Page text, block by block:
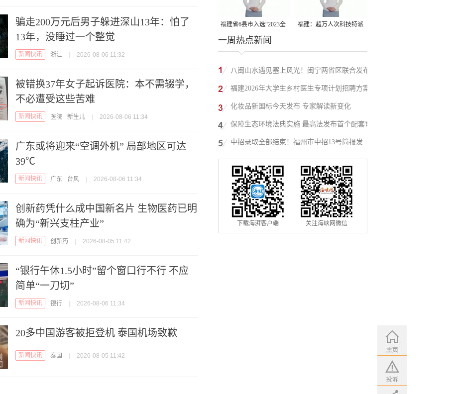
骗走200万元后男子躲进深山13年：怕了
13年，没睡过一个整觉
新闻快讯 浙江 2026-08-06 11:32
被错换37年女子起诉医院：本不需辍学，
不必遭受这些苦难
新闻快讯 医院 新生儿 2026-08-06 11:34
广东或将迎来“空调外机” 局部地区可达
39℃
新闻快讯 广东 台风 2026-08-06 11:34
创新药凭什么成中国新名片 生物医药已明
确为“新兴支柱产业”
新闻快讯 创新药 2026-08-05 11:42
“银行午休1.5小时”留个窗口行不行 不应
简单“一刀切”
新闻快讯 银行 2026-08-06 11:34
20多中国游客被拒登机 泰国机场致歉
新闻快讯 泰国 2026-08-05 11:42
福建省6县市入选“2023全
国县域发展潜力百强县”
福建：超万人次科技特派
一周热点新闻
八闽山水遇见塞上风光！闽宁两省区联合发布
12条地理标志文旅路线
福建2026年大学生乡村医生专项计划招聘方案
公布
化妆品新国标今天发布 专家解读新变化
保障生态环境法典实施 最高法发布首个配套司
法解释
中招录取全部结束！福州市中招13号简报发
布！
下载海湃客户端 关注海峡网微信